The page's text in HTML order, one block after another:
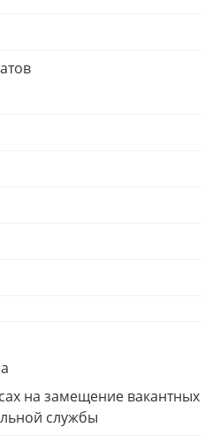
на замещение вакантных
службы